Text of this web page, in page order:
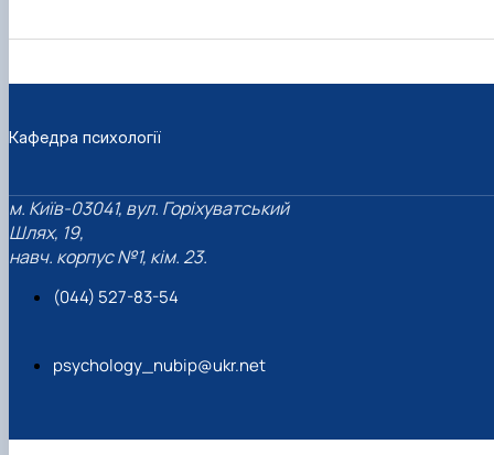
Кафедра психології
м. Київ-03041, вул. Горіхуватський
Шлях, 19,
навч. корпус №1, кім. 23.
(044) 527-83-54
psychology_nubip@ukr.net